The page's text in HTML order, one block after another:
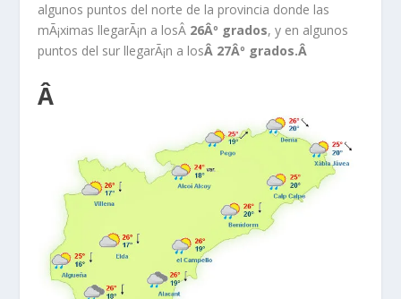
algunos puntos del norte de la provincia donde las
mÃ¡ximas llegarÃ¡n a losÂ 26Âº grados, y en algunos
puntos del sur llegarÃ¡n a losÂ 27Âº grados.Â
Â